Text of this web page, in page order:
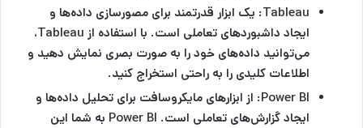
Tableau: یک ابزار قدرتمند برای مصورسازی داده‌ها و
ایجاد داشبوردهای تعاملی است. با استفاده از Tableau،
می‌توانید داده‌های خود را به صورت بصری نمایش دهید و
اطلاعات کلیدی را به راحتی استخراج کنید.
Power BI: از ابزارهای مایکروسافت برای تحلیل داده‌ها و
ایجاد گزارش‌های تعاملی است. Power BI به شما این